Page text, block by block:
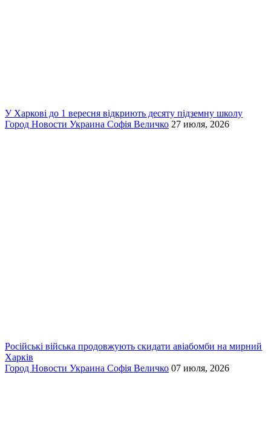
У Харкові до 1 вересня відкриють десяту підземну школу
Город Новости Украина Софія Величко 27 июля, 2026
Російські війська продовжують скидати авіабомби на мирний
Харків
Город Новости Украина Софія Величко 07 июля, 2026